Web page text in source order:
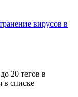
вирусов в
20 тегов в
в списке